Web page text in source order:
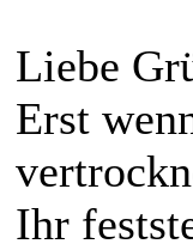
Liebe
Erst
Ihr